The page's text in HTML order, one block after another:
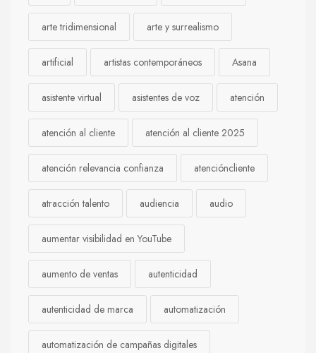
arte tridimensional arte y surrealismo
artificial artistas contemporáneos Asana
asistente virtual asistentes de voz atención
atención al cliente atención al cliente 2025
atención relevancia confianza atencióncliente
atracción talento audiencia audio
aumentar visibilidad en YouTube
aumento de ventas autenticidad
autenticidad de marca automatización
automatización de campañas digitales